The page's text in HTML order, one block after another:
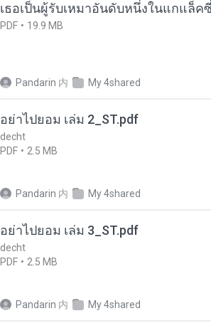
เธอเป็นผู้รับเหมาอันดับหนึ่งในแกแล็ค
PDF 19.9 MB
Pandarin 内 My 4shared
อย่าไปยอม เล่ม 2_ST.pdf
decht
PDF
2.5 MB
Pandarin 内 My 4shared
อย่าไปยอม เล่ม 3_ST.pdf
decht
PDF
2.5 MB
Pandarin 内 My 4shared